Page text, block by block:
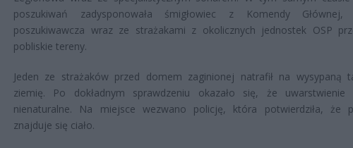
poszukiwań zadysponowała śmigłowiec z Komendy
poszukiwawcza wraz ze strażakami z okolicznych jednostek OSP
pobliskie tereny.
Jeden ze strażaków przed domem zaginionej natrafił na wysypaną
ziemię. Po dokładnym sprawdzeniu okazało się, że
nienaturalne. Na miejsce wezwano policję, która potwierdziła, że
znajduje się ciało.